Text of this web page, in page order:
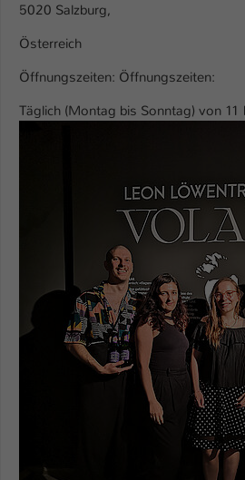
5020 Salzburg,
Österreich
Öffnungszeiten: Öffnungszeiten:
Täglich (Montag bis Sonntag) von 11
Laufzeit
Zweck
Dieser Cookie teilt
angemeldet ist und